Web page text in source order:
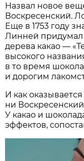
Назвал новое
Воскресенский.
Еще в 1753 году
Линней придумал
дерева какао —
высокого
в то время
и дорогим
И как
ни
У какао и
эффектов,